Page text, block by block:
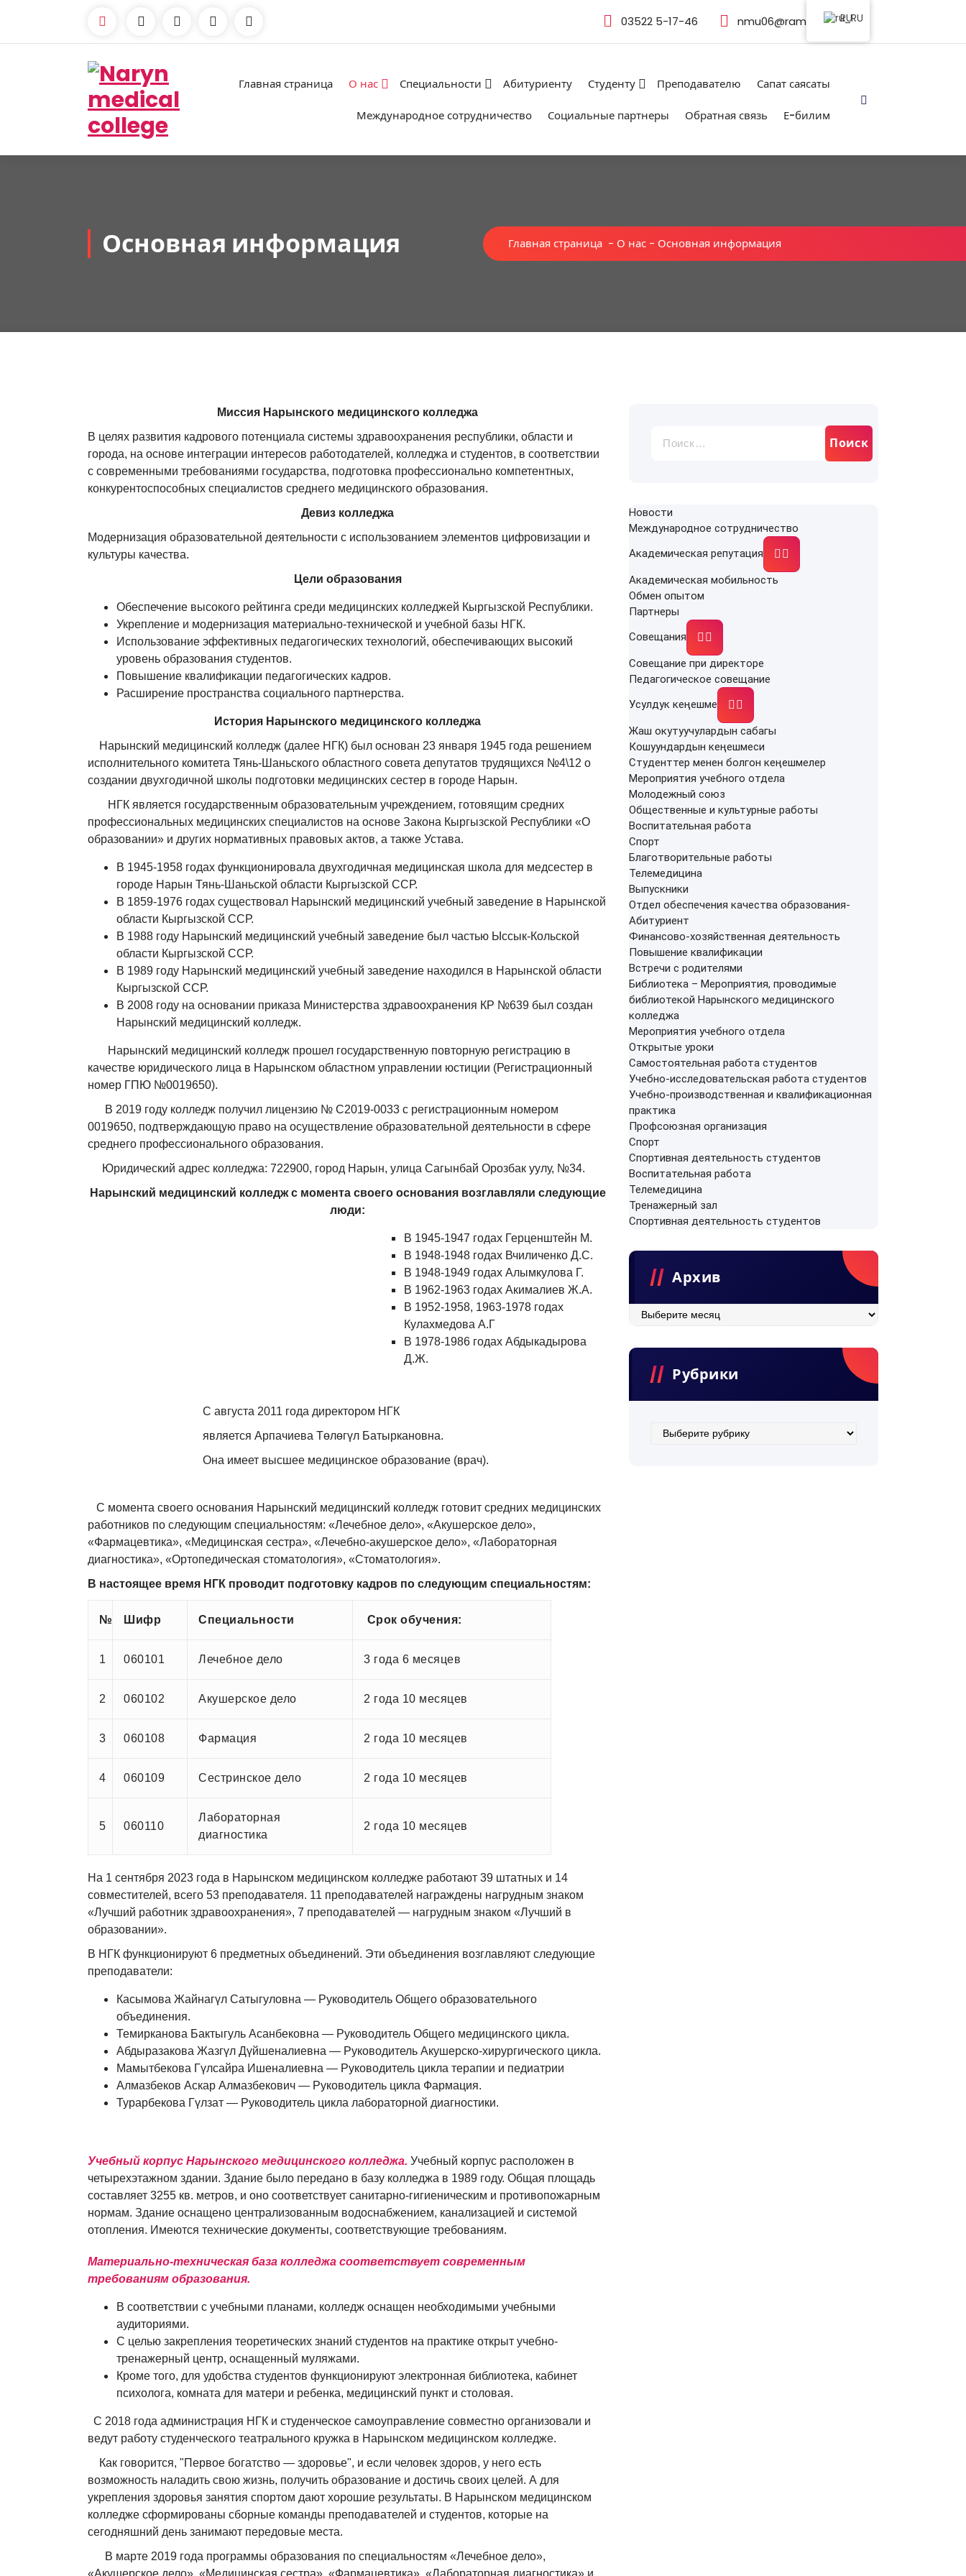
03522 5-17-46 nmu06@rambler.ru
Главная страница О нас Специальности Абитуриенту Студенту Преподавателю Сапат саясаты
Международное сотрудничество Социальные партнеры Обратная связь Е-билим
Основная информация Главная страница - О нас - Основная информация
Миссия Нарынского медицинского колледжа
В целях развития кадрового потенциала системы здравоохранения республики, области и
города, на основе интеграции интересов работодателей, колледжа и студентов, в соответствии
с современными требованиями государства, подготовка профессионально компетентных,
конкурентоспособных специалистов среднего медицинского образования.
Девиз колледжа
Модернизация образовательной деятельности с использованием элементов цифровизации и
культуры качества.
Цели образования
Обеспечение высокого рейтинга среди медицинских колледжей Кыргызской Республики.
Укрепление и модернизация материально-технической и учебной базы НГК.
Использование эффективных педагогических технологий, обеспечивающих высокий
уровень образования студентов.
Повышение квалификации педагогических кадров.
Расширение пространства социального партнерства.
История Нарынского медицинского колледжа
Нарынский медицинский колледж (далее НГК) был основан 23 января 1945 года решением
исполнительного комитета Тянь-Шаньского областного совета депутатов трудящихся №4\12 о
создании двухгодичной школы подготовки медицинских сестер в городе Нарын.
НГК является государственным образовательным учреждением, готовящим средних
профессиональных медицинских специалистов на основе Закона Кыргызской Республики «О
образовании» и других нормативных правовых актов, а также Устава.
В 1945-1958 годах функционировала двухгодичная медицинская школа для медсестер в
городе Нарын Тянь-Шаньской области Кыргызской ССР.
В 1859-1976 годах существовал Нарынский медицинский учебный заведение в Нарынской
области Кыргызской ССР.
В 1988 году Нарынский медицинский учебный заведение был частью Ыссык-Кольской
области Кыргызской ССР.
В 1989 году Нарынский медицинский учебный заведение находился в Нарынской области
Кыргызской ССР.
В 2008 году на основании приказа Министерства здравоохранения КР №639 был создан
Нарынский медицинский колледж.
Нарынский медицинский колледж прошел государственную повторную регистрацию в
качестве юридического лица в Нарынском областном управлении юстиции (Регистрационный
номер ГПЮ №0019650).
В 2019 году колледж получил лицензию № C2019-0033 с регистрационным номером
0019650, подтверждающую право на осуществление образовательной деятельности в сфере
среднего профессионального образования.
Юридический адрес колледжа: 722900, город Нарын, улица Сагынбай Орозбак уулу, №34.
Нарынский медицинский колледж с момента своего основания возглавляли следующие
люди:
В 1945-1947 годах Герценштейн М.
В 1948-1948 годах Вчиличенко Д.С.
В 1948-1949 годах Алымкулова Г.
В 1962-1963 годах Акималиев Ж.А.
В 1952-1958, 1963-1978 годах
Кулахмедова А.Г
В 1978-1986 годах Абдыкадырова
Д.Ж.
С августа 2011 года директором НГК
является Арпачиева Төлөгүл Батыркановна.
Она имеет высшее медицинское образование (врач).
С момента своего основания Нарынский медицинский колледж готовит средних медицинских
работников по следующим специальностям: «Лечебное дело», «Акушерское дело»,
«Фармацевтика», «Медицинская сестра», «Лечебно-акушерское дело», «Лабораторная
диагностика», «Ортопедическая стоматология», «Стоматология».
В настоящее время НГК проводит подготовку кадров по следующим специальностям:
№ Шифр Специальности Срок обучения:
1 060101 Лечебное дело 3 года 6 месяцев
2 060102 Акушерское дело 2 года 10 месяцев
3 060108 Фармация 2 года 10 месяцев
4 060109 Сестринское дело 2 года 10 месяцев
5 060110
Лабораторная
диагностика
2 года 10 месяцев
На 1 сентября 2023 года в Нарынском медицинском колледже работают 39 штатных и 14
совместителей, всего 53 преподавателя. 11 преподавателей награждены нагрудным знаком
«Лучший работник здравоохранения», 7 преподавателей — нагрудным знаком «Лучший в
образовании».
В НГК функционируют 6 предметных объединений. Эти объединения возглавляют следующие
преподаватели:
Касымова Жайнагүл Сатыгуловна — Руководитель Общего образовательного
объединения.
Темирканова Бактыгуль Асанбековна — Руководитель Общего медицинского цикла.
Абдыразакова Жазгүл Дүйшеналиевна — Руководитель Акушерско-хирургического цикла.
Мамытбекова Гүлсайра Ишеналиевна — Руководитель цикла терапии и педиатрии
Алмазбеков Аскар Алмазбекович — Руководитель цикла Фармация.
Турарбекова Гүлзат — Руководитель цикла лабораторной диагностики.
Учебный корпус Нарынского медицинского колледжа. Учебный корпус расположен в
четырехэтажном здании. Здание было передано в базу колледжа в 1989 году. Общая площадь
составляет 3255 кв. метров, и оно соответствует санитарно-гигиеническим и противопожарным
нормам. Здание оснащено централизованным водоснабжением, канализацией и системой
отопления. Имеются технические документы, соответствующие требованиям.
Материально-техническая база колледжа соответствует современным
требованиям образования.
В соответствии с учебными планами, колледж оснащен необходимыми учебными
аудиториями.
С целью закрепления теоретических знаний студентов на практике открыт учебно-
тренажерный центр, оснащенный муляжами.
Кроме того, для удобства студентов функционируют электронная библиотека, кабинет
психолога, комната для матери и ребенка, медицинский пункт и столовая.
С 2018 года администрация НГК и студенческое самоуправление совместно организовали и
ведут работу студенческого театрального кружка в Нарынском медицинском колледже.
Как говорится, "Первое богатство — здоровье", и если человек здоров, у него есть
возможность наладить свою жизнь, получить образование и достичь своих целей. А для
укрепления здоровья занятия спортом дают хорошие результаты. В Нарынском медицинском
колледже сформированы сборные команды преподавателей и студентов, которые на
сегодняшний день занимают передовые места.
В марте 2019 года программы образования по специальностям «Лечебное дело»,
«Акушерское дело», «Медицинская сестра», «Фармацевтика», «Лабораторная диагностика» и
Новости
Международное сотрудничество
Академическая репутация
Академическая мобильность
Обмен опытом
Партнеры
Совещания
Совещание при директоре
Педагогическое совещание
Усулдук кеңешме
Жаш окутуучулардын сабагы
Кошуундардын кеңешмеси
Студенттер менен болгон кеңешмелер
Мероприятия учебного отдела
Молодежный союз
Общественные и культурные работы
Воспитательная работа
Спорт
Благотворительные работы
Телемедицина
Выпускники
Отдел обеспечения качества образования-
Абитуриент
Финансово-хозяйственная деятельность
Повышение квалификации
Встречи с родителями
Библиотека –Мероприятия, проводимые
библиотекой Нарынского медицинского
колледжа
Мероприятия учебного отдела
Открытые уроки
Самостоятельная работа студентов
Учебно-исследовательская работа студентов
Учебно-производственная и квалификационная
практика
Профсоюзная организация
Спорт
Спортивная деятельность студентов
Воспитательная работа
Телемедицина
Тренажерный зал
Спортивная деятельность студентов
Архив
Архив
Рубрики
Рубрики
2-клинический цикл
Цикл лабораторной диагностики
Общеобразовательный цикл
Отделы
Окуу бөлүмү
Отдел бухгалтерии
Попечительский совет
Материально-техническая база
Специальности
Лечебное дело 060101
Сестринское дело 060109
Акушерское дело 060102
Фармация 060108
Дополнительные специальности
Абитуриенту
Студенту
Шаблоны заявлений
Расписание
Платежи за обучение для студентов
Двусторонний договор
Документы по вопросам восстановления, перевода, отчисления и пр
График проведения экзаменов
Преподавателю
Сапат саясаты
Международное сотрудничество
Социальные партнеры
RU